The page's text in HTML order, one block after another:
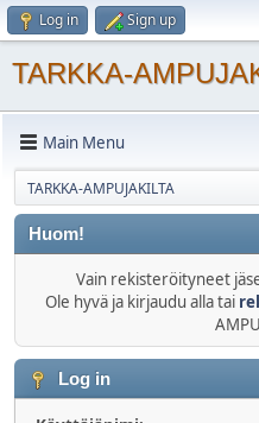
Log in Sign up
TARKKA-
Main Menu
TARKKA-AMPUJAKILTA
Huom!
Vain rekisteröityneet
Ole hyvä ja kirjaudu alla tai
Log in